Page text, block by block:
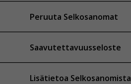
Peruuta Selkosanomat
Saavutettavuusseloste
Lisätietoa Selkosanomista